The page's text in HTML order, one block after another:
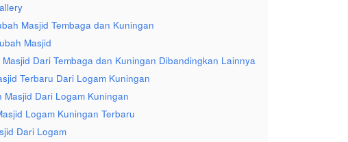
Masjid Tembaga dan Kuningan
Masjid
Dari Tembaga dan Kuningan Dibandingkan Lainnya
Terbaru Dari Logam Kuningan
Masjid Dari Logam Kuningan
Logam Kuningan Terbaru
Dari Logam